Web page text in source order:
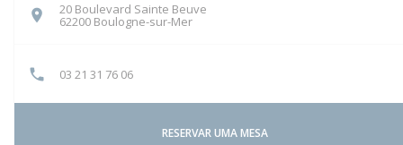
20 Boulevard Sainte Beuve
62200 Boulogne-sur-Mer((abre numa nova janela))
03 21 31 76 06
RESERVAR UMA MESA